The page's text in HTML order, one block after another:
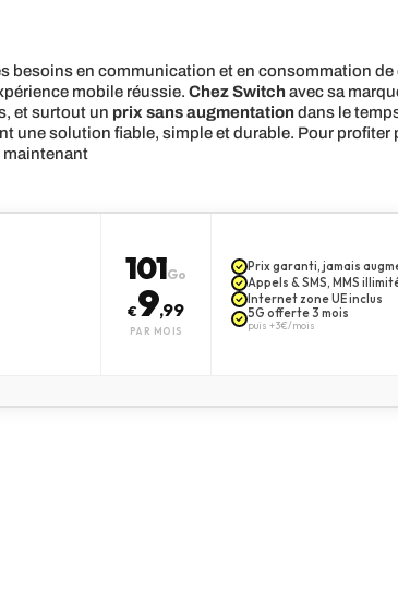
besoins en communication et en consommation de
mobile réussie.Chez Switch avec sa
et surtout un prix sans augmentation dans le
une solution fiable, simple et durable. Pour profiter
maintenant
101Go
€9,99
PAR MOIS
Prix garanti, jamais
Appels & SMS, MMS
Internet zone UE inclus
5G offerte 3 mois
puis +3€/mois